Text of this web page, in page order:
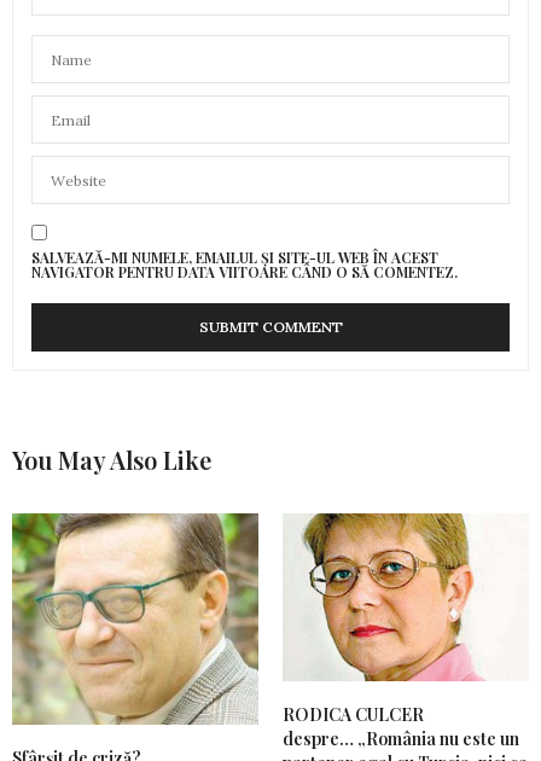
SALVEAZĂ-MI NUMELE, EMAILUL ȘI SITE-UL WEB ÎN ACEST
NAVIGATOR PENTRU DATA VIITOARE CÂND O SĂ COMENTEZ.
You May Also Like
RODICA CULCER
despre… „România nu este un